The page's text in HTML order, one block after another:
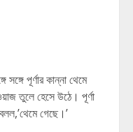
সঙ্গে পূর্ণার কান্না থেমে
তুলে হেসে উঠে। পূর্ণা
গেছে।’